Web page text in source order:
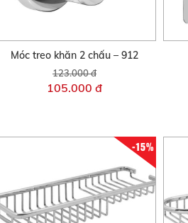
Móc treo khăn 2 chấu – 912
123.000 đ
105.000 đ
-15%